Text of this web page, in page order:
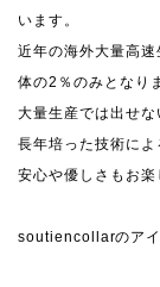
います。
近年の海外大量高
体の2％のみとなり
大量生産では出せな
長年培った技術によ
安心や優しさもお楽
soutiencollarのアイ